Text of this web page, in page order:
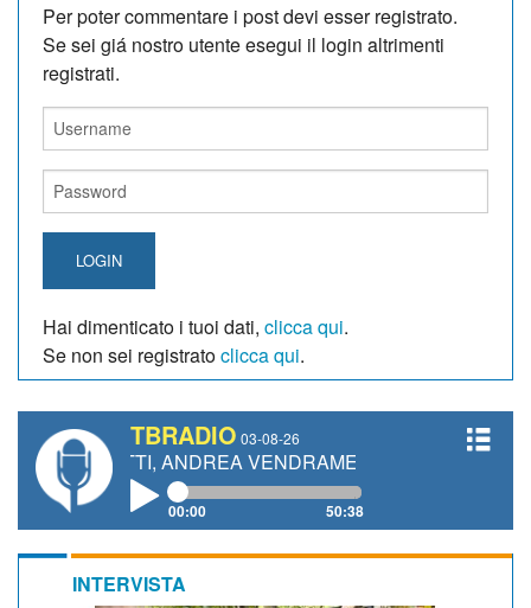
Per poter commentare i post devi esser registrato.
Se sei giá nostro utente esegui il login altrimenti
registrati.
LOGIN
Hai dimenticato i tuoi dati, clicca qui.
Se non sei registratoclicca qui.
TBRADIO 03-08-26
ANDREA VENDRAME, FILIPPO FIORELLI
00:00 50:38
INTERVISTA